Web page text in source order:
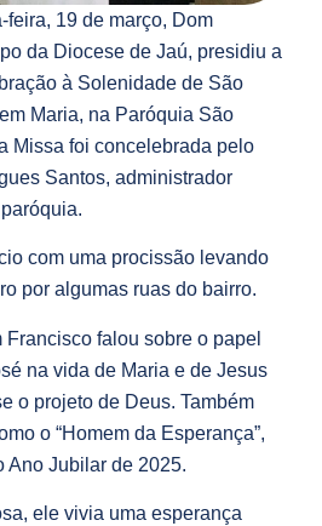
feira, 19 de março, Dom
da Diocese de Jaú, presidiu a
à Solenidade de São
Maria, na Paróquia São
Missa foi concelebrada pelo
Santos, administrador
com uma procissão levando
por algumas ruas do bairro.
falou sobre o papel
na vida de Maria e de Jesus
o projeto de Deus. Também
o “Homem da Esperança”,
Ano Jubilar de 2025.
ele vivia uma esperança